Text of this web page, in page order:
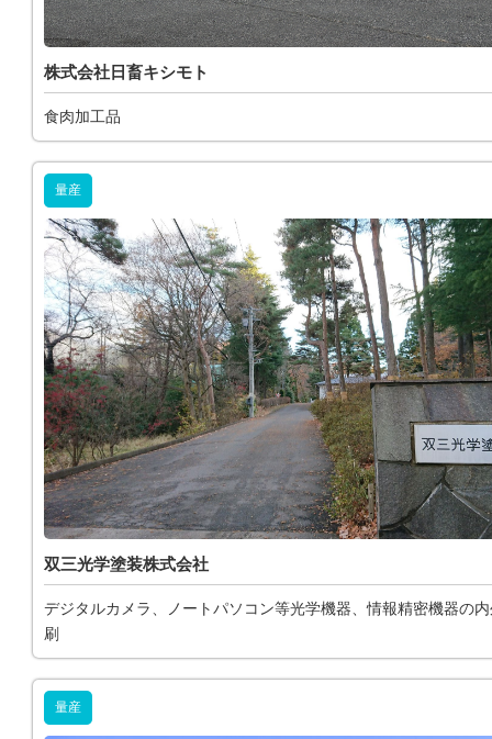
株式会社日畜キシモト
食肉加工品
量産
双三光学塗装株式会社
デジタルカメラ、ノートパソコン等光学機器、情報精密機器の
刷
量産